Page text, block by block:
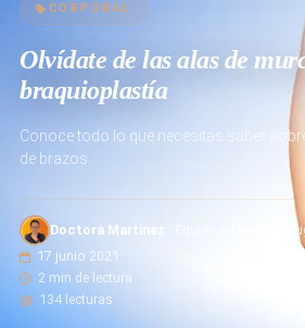
CORPORAL
Olvídate de las alas de
braquioplastía
Conoce todo lo que necesitas saber
de brazos.
Doctora Martinez · Equipo editorial ·
17 junio 2021
2 min de lectura
134 lecturas